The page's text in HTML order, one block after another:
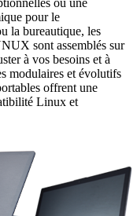
pour le
la bureautique, les
sont assemblés sur
à vos besoins et à
modulaires et évolutifs
offrent une
Linux et